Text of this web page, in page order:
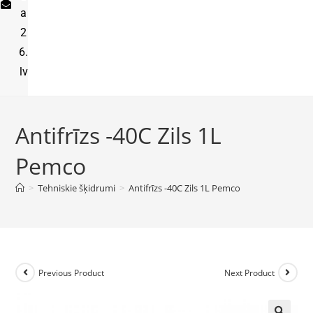
a
2
6.
lv
Antifrīzs -40C Zils 1L
Pemco
> Tehniskie šķidrumi > Antifrīzs -40C Zils 1L Pemco
Previous Product Next Product